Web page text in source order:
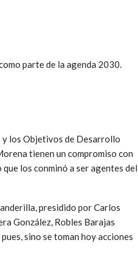
parte de la agenda 2030.
y los Objetivos de Desarrollo
tienen un compromiso con
los conminó a ser agentes del
presidido por Carlos
González, Robles Barajas
sino se toman hoy acciones